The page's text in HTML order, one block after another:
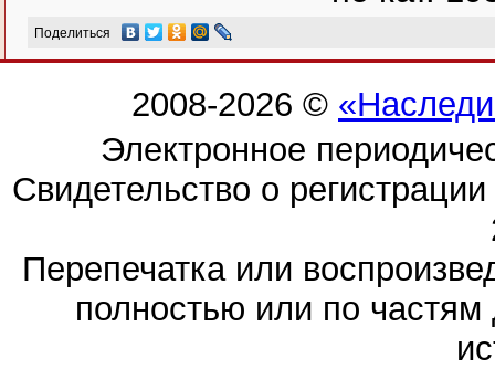
Поделиться
2008-2026 ©
Электронное
Свидетельство о
Перепечатка или
полностью или по частям